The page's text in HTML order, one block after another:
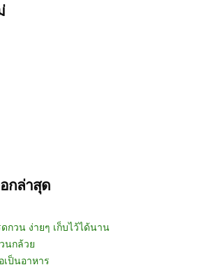
กล่าสุด
กวน ง่ายๆ เก็บไว้ได้นาน
นกล้วย
เป็นอาหาร